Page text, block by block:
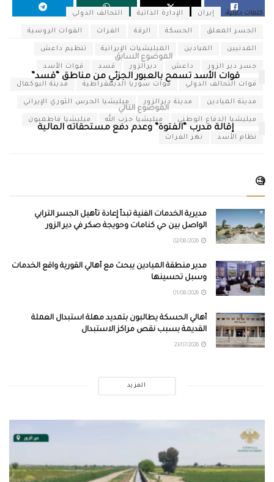
كلمات دلالية: إيران الإدارة الذاتية التحالف الدولي
الجسر المعلق الحسكة الرقة الفرات القوات الروسية
المدنيين الميادين الميليشيات الإيرانية تنظيم داعش
جسر دير الزور داعش ديرالزور قسد قوات الأسد
قوات التحالف الدولي قوات سوريا الديمقراطية مدينة البوكمال
مدينة الميادين مدينة ديرالزور ميليشيا الحرس الثوري الإيراني
ميليشيا الدفاع الوطني ميليشيا حزب الله ميليشيا فاطميون
نظام الأسد نهر الفرات
الموضوع السابق
قوات الأسد تسمح بالعبور الجزئي من مناطق “قسد”
الموضوع التالي
إقالة مدرب “الفتوة” وعدم دفع مستحقاته المالية
🧐
مديرية الخدمات الفنية تبدأ إعادة تأهيل الجسر الترابي
الواصل بين حي كنامات وحويجة صكر في دير الزور
مدير منطقة الميادين يبحث مع أهالي القورية واقع الخدمات
وسبل تحسينها
أهالي الحسكة يطالبون بتمديد مهلة استبدال العملة
القديمة بسبب نقص مراكز الاستبدال
المزيد